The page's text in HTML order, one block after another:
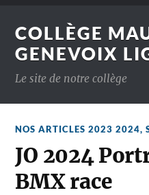
COLLÈGE
GENEVOIX
Le site de notre collège
NOS ARTICLES 2023 2024,
JO 2024
BMX race